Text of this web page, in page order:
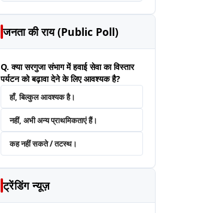
जनता की राय (Public Poll)
Q. क्या सरगुजा संभाग में हवाई सेवा का विस्तार
पर्यटन को बढ़ावा देने के लिए आवश्यक है?
हाँ, बिल्कुल आवश्यक है।
नहीं, अभी अन्य प्राथमिकताएं हैं।
कह नहीं सकते / तटस्थ।
ट्रेंडिंग न्यूज़